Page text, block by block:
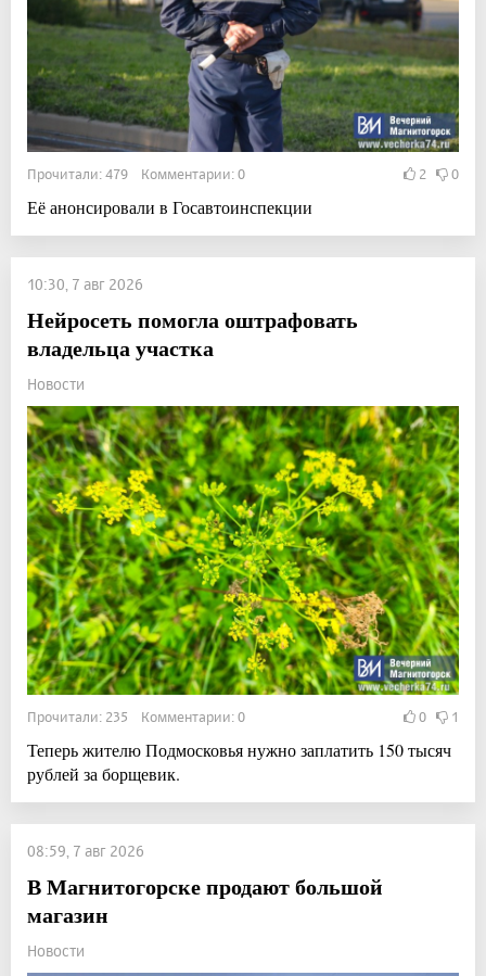
Прочитали: 479 Комментарии: 0 2 0
Её анонсировали в Госавтоинспекции
10:30, 7 авг 2026
Нейросеть помогла оштрафовать
владельца участка
Новости
Прочитали: 235 Комментарии: 0 0 1
Теперь жителю Подмосковья нужно заплатить 150 тысяч
рублей за борщевик.
08:59, 7 авг 2026
В Магнитогорске продают большой
магазин
Новости